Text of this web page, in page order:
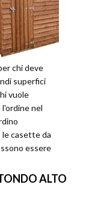
chi deve
superfici
vuole
nel
casette da
essere
va...
ALTO